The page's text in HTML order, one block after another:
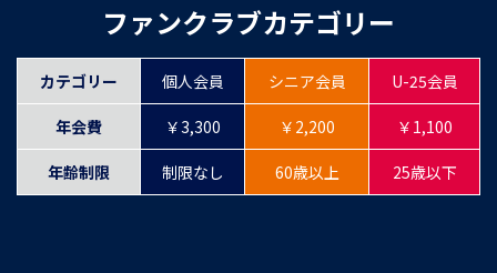
ファンクラブカテゴリー
カテゴリー 個人会員 シニア会員 U-25会員
年会費 ￥3,300 ￥2,200 ￥1,100
年齢制限 制限なし 60歳以上 25歳以下